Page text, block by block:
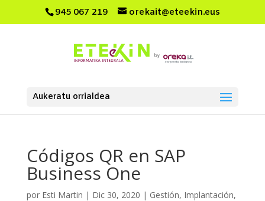
945 067 219 orekait@eteekin.eus
Aukeratu orrialdea
Códigos QR en SAP
Business One
por Esti Martin | Dic 30, 2020 | Gestión, Implantación,